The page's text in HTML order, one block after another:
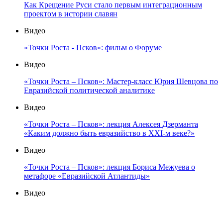
Как Крещение Руси стало первым интеграционным
проектом в истории славян
Видео
«Точки Роста - Псков»: фильм о Форуме
Видео
«Точки Роста – Псков»: Мастер-класс Юрия Шевцова по
Евразийской политической аналитике
Видео
«Точки Роста – Псков»: лекция Алексея Дзерманта
«Каким должно быть евразийство в XXI-м веке?»
Видео
«Точки Роста – Псков»: лекция Бориса Межуева о
метафоре «Евразийской Атлантиды»
Видео